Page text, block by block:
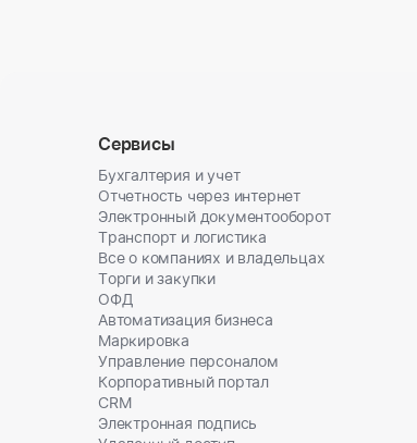
Сервисы
Бухгалтерия и учет
Отчетность через интернет
Электронный документооборот
Транспорт и логистика
Все о компаниях и владельцах
Торги и закупки
ОФД
Автоматизация бизнеса
Маркировка
Управление персоналом
Корпоративный портал
CRM
Электронная подпись